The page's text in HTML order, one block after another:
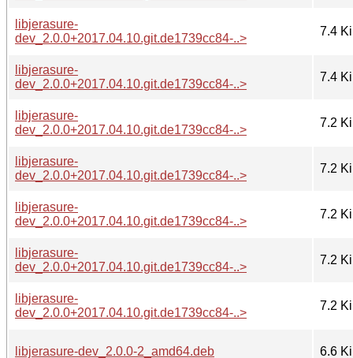
libjerasure-
dev_2.0.0+2017.04.10.git.de1739cc84-..>
7.4
libjerasure-
dev_2.0.0+2017.04.10.git.de1739cc84-..>
7.4
libjerasure-
dev_2.0.0+2017.04.10.git.de1739cc84-..>
7.2
libjerasure-
dev_2.0.0+2017.04.10.git.de1739cc84-..>
7.2
libjerasure-
dev_2.0.0+2017.04.10.git.de1739cc84-..>
7.2
libjerasure-
dev_2.0.0+2017.04.10.git.de1739cc84-..>
7.2
libjerasure-
dev_2.0.0+2017.04.10.git.de1739cc84-..>
7.2
libjerasure-dev_2.0.0-2_amd64.deb 6.6